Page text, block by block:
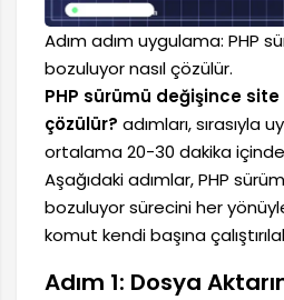
Adım adım uygulama: PHP
bozuluyor nasıl çözülür.
PHP sürümü değişince
çözülür? adımları, sırasıyla
ortalama 20-30 dakika
Aşağıdaki adımlar, PHP
bozuluyor sürecini her
komut kendi başına
Adım 1: Dosya